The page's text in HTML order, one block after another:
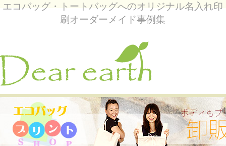
エコバッグ・トートバッグへのオリジナル名入れ印
刷オーダーメイド事例集